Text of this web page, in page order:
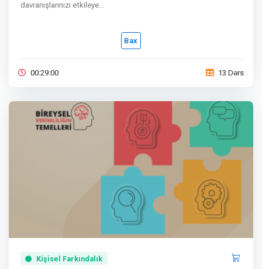
davranışlarınızı etkileye...
Bax
00:29:00 13 Dərs
Kişisel Farkındalık